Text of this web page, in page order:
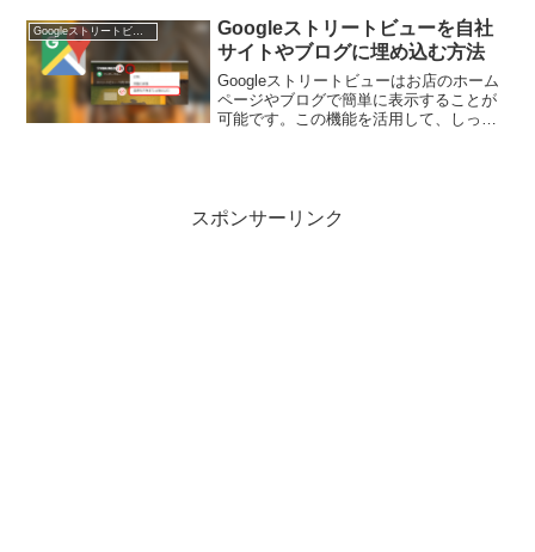
photoshopを使ったなんちゃって...
Googleストリートビュー
Googleストリートビューを自社
サイトやブログに埋め込む方法
Googleストリートビューはお店のホーム
ページやブログで簡単に表示することが
可能です。この機能を活用して、しっか
スポンサーリンク